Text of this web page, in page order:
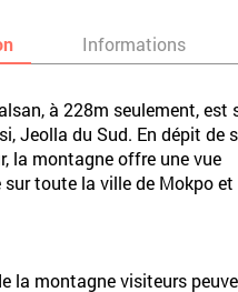
Informations
à 228m seulement, est
Jeolla du Sud. En dépit de
la montagne offre une vue
toute la ville de Mokpo et
la montagne visiteurs